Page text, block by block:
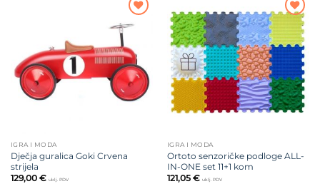
Dodajte
na listu
želja
IGRA I MODA
Dječja guralica Goki Crvena
strijela
129,00 € uklj. PDV
Dodajte
na listu
želja
IGRA I MODA
Ortoto senzoričke podloge ALL-
IN-ONE set 11+1 kom
121,05 € uklj. PDV